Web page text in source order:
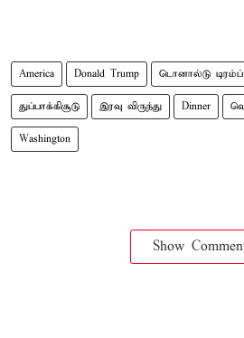
America Donald Trump டொனால்டு டிரம்ப்
துப்பாக்கிசூடு இரவு விருந்து Dinner
Washington
Show